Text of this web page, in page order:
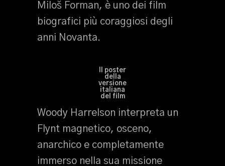
Miloš Forman, è uno dei film
biografici più coraggiosi degli
anni Novanta.
Il poster
della
versione
italiana
del film
Woody Harrelson interpreta un
Flynt magnetico, osceno,
anarchico e completamente
immerso nella sua missione